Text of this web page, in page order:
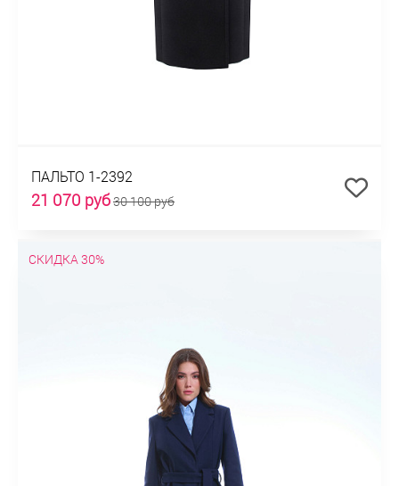
ПАЛЬТО 1-2392
21 070 руб30 100 руб
СКИДКА 30%